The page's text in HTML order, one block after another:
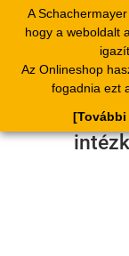
A
hogy a weboldalt
Az Onlineshop
fogadnia ezt
navigation